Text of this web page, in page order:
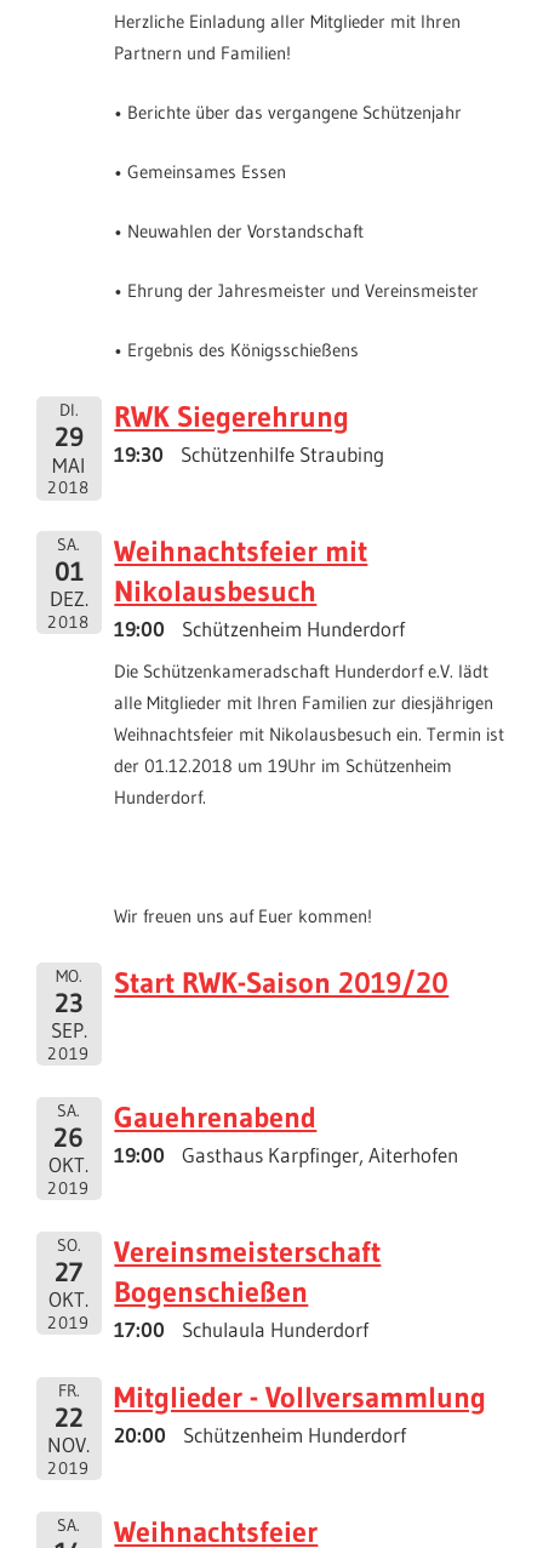
Herzliche Einladung aller Mitglieder mit Ihren
Partnern und Familien!
• Berichte über das vergangene Schützenjahr
• Gemeinsames Essen
• Neuwahlen der Vorstandschaft
• Ehrung der Jahresmeister und Vereinsmeister
• Ergebnis des Königsschießens
DI.
29
MAI
2018
RWK Siegerehrung
19:30 Schützenhilfe Straubing
SA.
01
DEZ.
2018
Weihnachtsfeier mit
Nikolausbesuch
19:00 Schützenheim Hunderdorf
Die Schützenkameradschaft Hunderdorf e.V. lädt
alle Mitglieder mit Ihren Familien zur diesjährigen
Weihnachtsfeier mit Nikolausbesuch ein. Termin ist
der 01.12.2018 um 19Uhr im Schützenheim
Hunderdorf.
Wir freuen uns auf Euer kommen!
MO.
23
SEP.
2019
Start RWK-Saison 2019/20
SA.
26
OKT.
2019
Gauehrenabend
19:00 Gasthaus Karpfinger, Aiterhofen
SO.
27
OKT.
2019
Vereinsmeisterschaft
Bogenschießen
17:00 Schulaula Hunderdorf
FR.
22
NOV.
2019
Mitglieder - Vollversammlung
20:00 Schützenheim Hunderdorf
SA. Weihnachtsfeier